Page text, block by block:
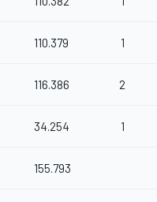
110.379 1
116.386 2
34.254 1
155.793